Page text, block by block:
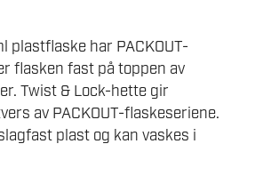
plastflaske har PACKOUT-
flasken fast på toppen av
Twist & Lock-hette gir
av PACKOUT-flaskeseriene.
plast og kan vaskes i